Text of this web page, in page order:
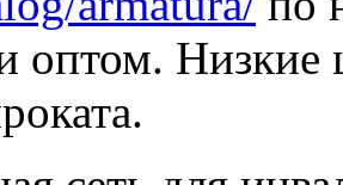
оптом. Низкие